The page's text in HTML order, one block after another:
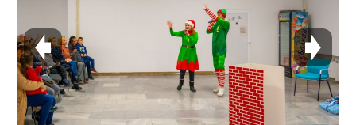
Сертификати
Одити
Избори